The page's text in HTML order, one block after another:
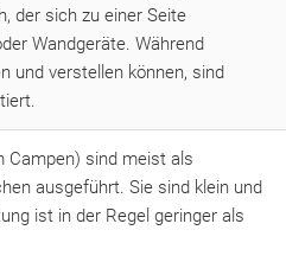
der sich zu einer Seite
Wandgeräte. Während
und verstellen können, sind
Campen) sind meist als
ausgeführt. Sie sind klein und
ist in der Regel geringer als